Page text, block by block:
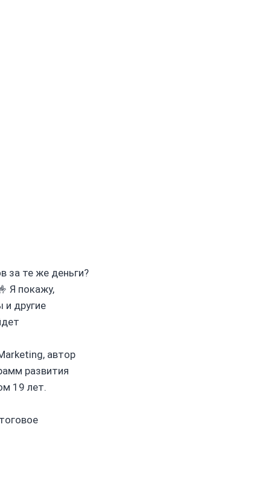
за те же деньги?
Я покажу,
и другие
автор
развития
19 лет.